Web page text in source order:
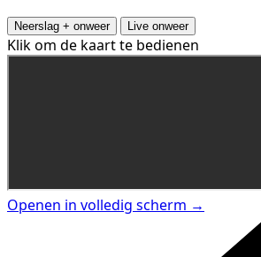
Neerslag + onweer Live onweer
Klik om de kaart te bedienen
Openen in volledig scherm →